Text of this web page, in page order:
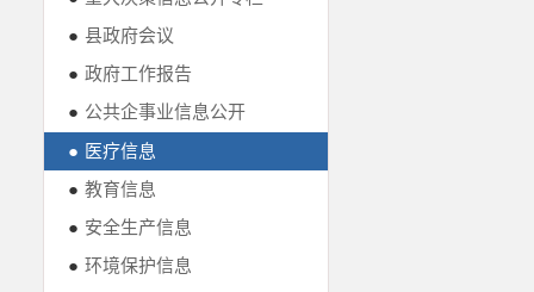
● 县政府会议
● 政府工作报告
● 公共企事业信息公开
● 医疗信息
● 教育信息
● 安全生产信息
● 环境保护信息